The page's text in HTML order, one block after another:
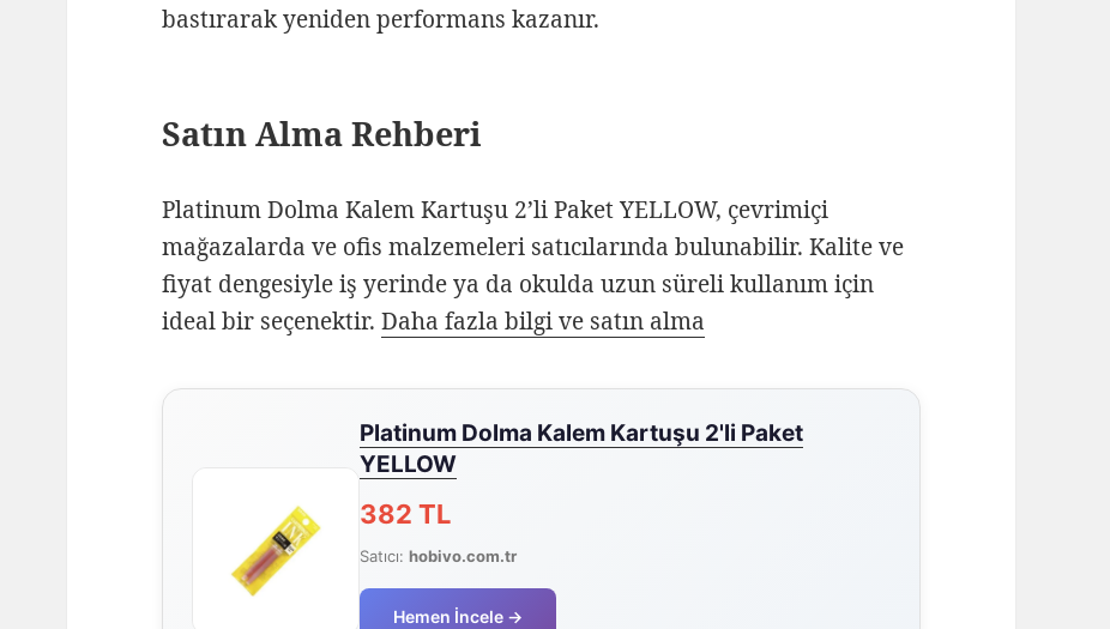
bastırarak yeniden performans kazanır.
Satın Alma Rehberi
Platinum Dolma Kalem Kartuşu 2’li Paket YELLOW, çevrimiçi
mağazalarda ve ofis malzemeleri satıcılarında bulunabilir. Kalite ve
fiyat dengesiyle iş yerinde ya da okulda uzun süreli kullanım için
ideal bir seçenektir.Daha fazla bilgi ve satın alma
Platinum Dolma Kalem Kartuşu 2'li Paket
YELLOW
382 TL
Satıcı:hobivo.com.tr
Hemen İncele →